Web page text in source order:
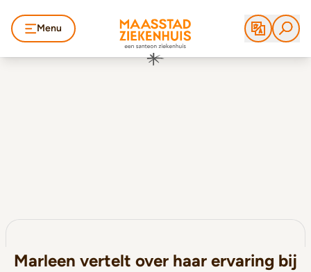
Menu
Marleen vertelt over haar ervaring bij